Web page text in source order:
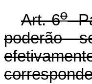
Art. 6o
poderão